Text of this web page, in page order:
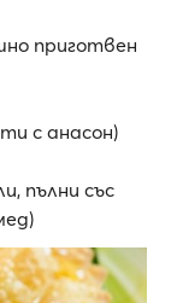
приготвен
с анасон)
пълни със